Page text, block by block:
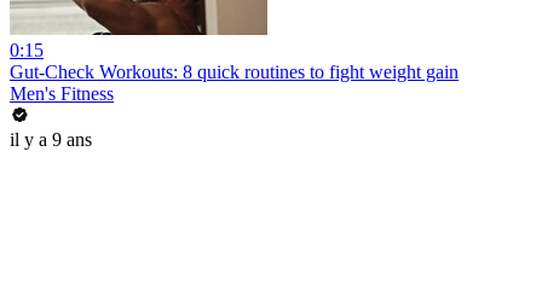
0:15
Gut-Check Workouts: 8 quick routines to fight weight gain
Men's Fitness
il y a 9 ans